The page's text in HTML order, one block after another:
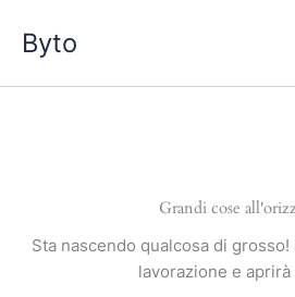
contenuto
Byto
Grandi cose
Sta nascendo qualcosa di
lavorazione e